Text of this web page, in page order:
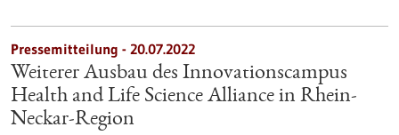
Pressemitteilung - 20.07.2022
Weiterer Ausbau des Innovationscampus
Health and Life Science Alliance in Rhein-
Neckar-Region